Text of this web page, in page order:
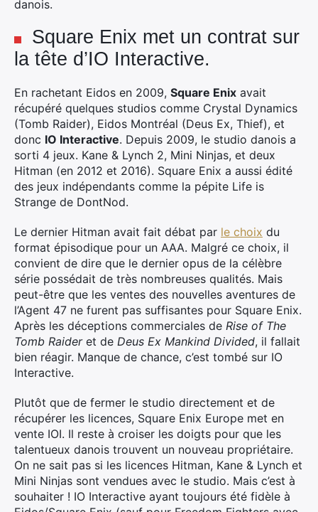
danois.
Square Enix met un contrat sur
la tête d’IO Interactive.
En rachetant Eidos en 2009, Square Enix avait
récupéré quelques studios comme Crystal Dynamics
(Tomb Raider), Eidos Montréal (Deus Ex, Thief), et
donc IO Interactive. Depuis 2009, le studio danois a
sorti 4 jeux. Kane & Lynch 2, Mini Ninjas, et deux
Hitman (en 2012 et 2016). Square Enix a aussi édité
des jeux indépendants comme la pépite Life is
Strange de DontNod.
Le dernier Hitman avait fait débat par le choix du
format épisodique pour un AAA. Malgré ce choix, il
convient de dire que le dernier opus de la célèbre
série possédait de très nombreuses qualités. Mais
peut-être que les ventes des nouvelles aventures de
l’Agent 47 ne furent pas suffisantes pour Square Enix.
Après les déceptions commerciales de Rise of The
Tomb Raideret de Deus Ex Mankind Divided, il fallait
bien réagir. Manque de chance, c’est tombé sur IO
Interactive.
Plutôt que de fermer le studio directement et de
récupérer les licences, Square Enix Europe met en
vente IOI. Il reste à croiser les doigts pour que les
talentueux danois trouvent un nouveau propriétaire.
On ne sait pas si les licences Hitman, Kane & Lynch et
Mini Ninjas sont vendues avec le studio. Mais c’est à
souhaiter ! IO Interactive ayant toujours été fidèle à